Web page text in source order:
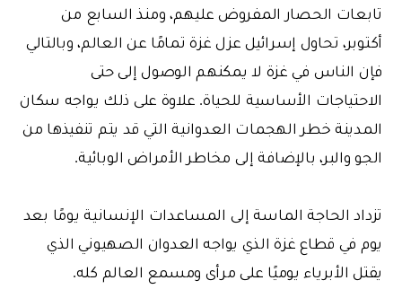
تابعات الحصار المفروض عليهم، ومنذ السابع من
أكتوبر، تحاول إسرائيل عزل غزة تمامًا عن العالم، وبالتالي
فإن الناس في غزة لا يمكنهم الوصول إلى حتى
الاحتياجات الأساسية للحياة. علاوة على ذلك يواجه سكان
المدينة خطر الهجمات العدوانية التي قد يتم تنفيذها من
الجو والبر، بالإضافة إلى مخاطر الأمراض الوبائية.
تزداد الحاجة الماسة إلى المساعدات الإنسانية يومًا بعد
يوم في قطاع غزة الذي يواجه العدوان الصهيوني الذي
يقتل الأبرياء يوميًا على مرأى ومسمع العالم كله.